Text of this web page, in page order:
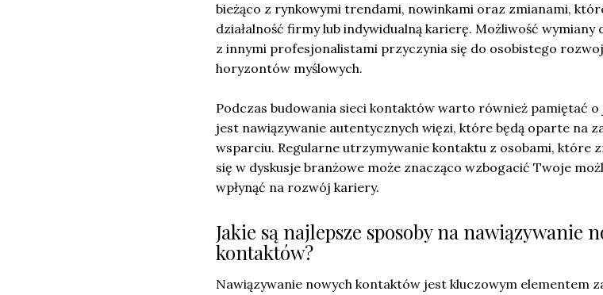
bieżąco z rynkowymi trendami, nowinkami oraz zmianami,
działalność firmy lub indywidualną karierę. Możliwość wymiany
z innymi profesjonalistami przyczynia się do osobistego
horyzontów myślowych.
Podczas budowania sieci kontaktów warto również pamiętać
jest nawiązywanie autentycznych więzi, które będą oparte na
wsparciu. Regularne utrzymywanie kontaktu z osobami, które
się w dyskusje branżowe może znacząco wzbogacić Twoje
wpłynąć na rozwój kariery.
Jakie są najlepsze sposoby na nawiązywanie
kontaktów?
Nawiązywanie nowych kontaktów jest kluczowym elementem